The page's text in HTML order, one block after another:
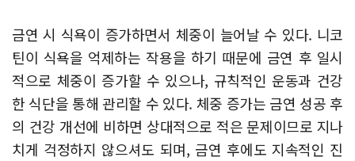
금연 시 식욕이 증가하면서 체중이 늘어날 수 있다. 니코
틴이 식욕을 억제하는 작용을 하기 때문에 금연 후 일시
적으로 체중이 증가할 수 있으나, 규칙적인 운동과 건강
한 식단을 통해 관리할 수 있다. 체중 증가는 금연 성공 후
의 건강 개선에 비하면 상대적으로 적은 문제이므로 지나
치게 걱정하지 않으셔도 되며, 금연 후에도 지속적인 진